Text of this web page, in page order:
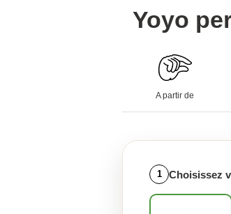
Yoyo
A partir de
1 Choisissez